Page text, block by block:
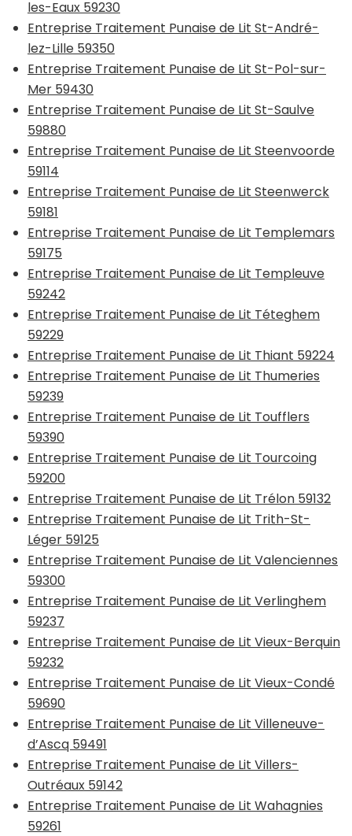
les-Eaux 59230
Entreprise Traitement Punaise de Lit St-André-
lez-Lille 59350
Entreprise Traitement Punaise de Lit St-Pol-sur-
Mer 59430
Entreprise Traitement Punaise de Lit St-Saulve
59880
Entreprise Traitement Punaise de Lit Steenvoorde
59114
Entreprise Traitement Punaise de Lit Steenwerck
59181
Entreprise Traitement Punaise de Lit Templemars
59175
Entreprise Traitement Punaise de Lit Templeuve
59242
Entreprise Traitement Punaise de Lit Téteghem
59229
Entreprise Traitement Punaise de Lit Thiant 59224
Entreprise Traitement Punaise de Lit Thumeries
59239
Entreprise Traitement Punaise de Lit Toufflers
59390
Entreprise Traitement Punaise de Lit Tourcoing
59200
Entreprise Traitement Punaise de Lit Trélon 59132
Entreprise Traitement Punaise de Lit Trith-St-
Léger 59125
Entreprise Traitement Punaise de Lit Valenciennes
59300
Entreprise Traitement Punaise de Lit Verlinghem
59237
Entreprise Traitement Punaise de Lit Vieux-Berquin
59232
Entreprise Traitement Punaise de Lit Vieux-Condé
59690
Entreprise Traitement Punaise de Lit Villeneuve-
d’Ascq 59491
Entreprise Traitement Punaise de Lit Villers-
Outréaux 59142
Entreprise Traitement Punaise de Lit Wahagnies
59261